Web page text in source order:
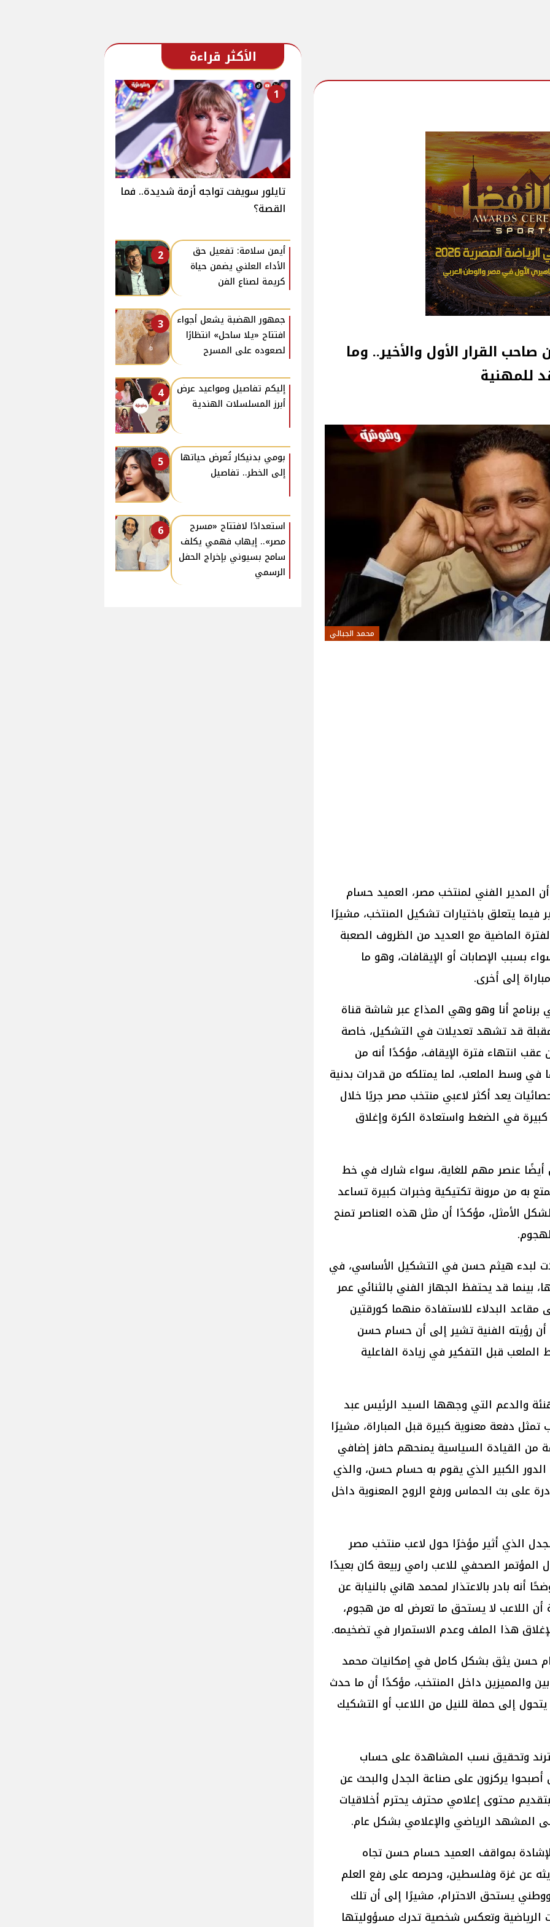
القرار الأول والأخير.. وما
للمهنية
محمد الجبالي
المدير الفني لمنتخب مصر، العميد حسام
فيما يتعلق باختيارات تشكيل المنتخب، مشيرًا
الماضية مع العديد من الظروف الصعبة
بسبب الإصابات أو الإيقافات، وهو ما
إلى أخرى.
أنا وهو وهي المذاع عبر شاشة قناة
قد تشهد تعديلات في التشكيل، خاصة
انتهاء فترة الإيقاف، مؤكدًا أنه من
في وسط الملعب، لما يمتلكه من قدرات بدنية
يعد أكثر لاعبي منتخب مصر جريًا خلال
في الضغط واستعادة الكرة وإغلاق
عنصر مهم للغاية، سواء شارك في خط
به من مرونة تكتيكية وخبرات كبيرة تساعد
الأمثل، مؤكدًا أن مثل هذه العناصر تمنح
لبدء هيثم حسن في التشكيل الأساسي، في
بينما قد يحتفظ الجهاز الفني بالثنائي عمر
البدلاء للاستفادة منهما كورقتين
أن رؤيته الفنية تشير إلى أن حسام حسن
قبل التفكير في زيادة الفاعلية
والدعم التي وجهها السيد الرئيس عبد
دفعة معنوية كبيرة قبل المباراة، مشيرًا
من القيادة السياسية يمنحهم حافز إضافي
الكبير الذي يقوم به حسام حسن، والذي
على بث الحماس ورفع الروح المعنوية داخل
الذي أثير مؤخرًا حول لاعب منتخب مصر
الصحفي للاعب رامي ربيعة كان بعيدًا
أنه بادر بالاعتذار لمحمد هاني بالنيابة عن
أن اللاعب لا يستحق ما تعرض له من هجوم،
هذا الملف وعدم الاستمرار في تضخيمه.
حسن يثق بشكل كامل في إمكانيات محمد
والمميزين داخل المنتخب، مؤكدًا أن ما حدث
إلى حملة للنيل من اللاعب أو التشكيك
وتحقيق نسب المشاهدة على حساب
أصبحوا يركزون على صناعة الجدل والبحث عن
محتوى إعلامي محترف يحترم أخلاقيات
المشهد الرياضي والإعلامي بشكل عام.
بمواقف العميد حسام حسن تجاه
عن غزة وفلسطين، وحرصه على رفع العلم
يستحق الاحترام، مشيرًا إلى أن تلك
الرياضية وتعكس شخصية تدرك مسؤوليتها
الأكثر قراءة
1
تايلور سويفت تواجه أزمة شديدة.. فما
القصة؟
2
أيمن سلامة: تفعيل حق
الأداء العلني يضمن حياة
كريمة لصناع الفن
3
جمهور الهضبة يشعل أجواء
افتتاح «يلا ساحل» انتظارًا
لصعوده على المسرح
4
إليكم تفاصيل ومواعيد عرض
أبرز المسلسلات الهندية
5
بومي بدنيكار تُعرض حياتها
إلى الخطر.. تفاصيل
6
استعدادًا لافتتاح «مسرح
مصر».. إيهاب فهمي يكلف
سامح بسيوني بإخراج الحفل
الرسمي